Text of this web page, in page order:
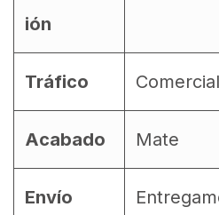
ión
Tráfico
Acabado Mate
Envío